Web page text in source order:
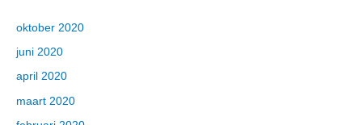
oktober 2020
juni 2020
april 2020
maart 2020